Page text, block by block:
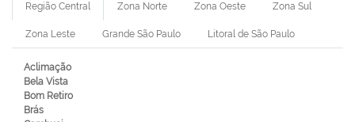
Região Central Zona Norte Zona Oeste Zona Sul
Zona Leste Grande São Paulo Litoral de São Paulo
Aclimação
Bela Vista
Bom Retiro
Brás